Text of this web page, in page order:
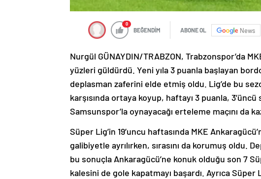
0
BEĞENDİM ABONE OL News
Nurgül GÜNAYDIN/TRABZON, Trabzonspor’da
yüzleri güldürdü. Yeni yıla 3 puanla başlayan
deplasman zaferini elde etmiş oldu. Lig’de bu
karşısında ortaya koyup, haftayı 3 puanla,
Samsunspor’la oynayacağı erteleme maçını da
Süper Lig’in 19’uncu haftasında MKE
galibiyetle ayrılırken, sırasını da korumuş oldu.
bu sonuçla Ankaragücü’ne konuk olduğu son 7
kalesini de gole kapatmayı başardı. Ayrıca Süper